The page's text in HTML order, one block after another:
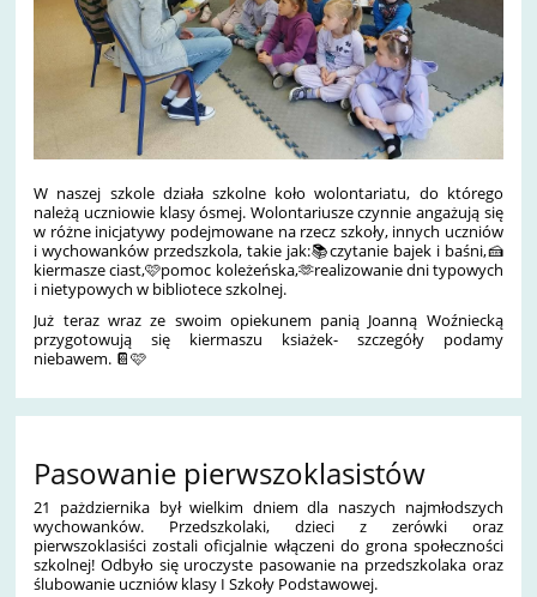
W naszej szkole działa szkolne koło wolontariatu, do którego
należą uczniowie klasy ósmej. Wolontariusze czynnie angażują się
w różne inicjatywy podejmowane na rzecz szkoły, innych uczniów
i wychowanków przedszkola, takie jak:📚czytanie bajek i baśni,🍰
kiermasze ciast,🩷pomoc koleżeńska,🫶realizowanie dni typowych
i nietypowych w bibliotece szkolnej.
Już teraz wraz ze swoim opiekunem panią Joanną Woźniecką
przygotowują się kiermaszu ksiażek- szczegóły podamy
niebawem. 📔🩷
Pasowanie pierwszoklasistów
21 pażdziernika był wielkim dniem dla naszych najmłodszych
wychowanków. Przedszkolaki, dzieci z zerówki oraz
pierwszoklasiści zostali oficjalnie włączeni do grona społeczności
szkolnej! Odbyło się uroczyste pasowanie na przedszkolaka oraz
ślubowanie uczniów klasy I Szkoły Podstawowej.